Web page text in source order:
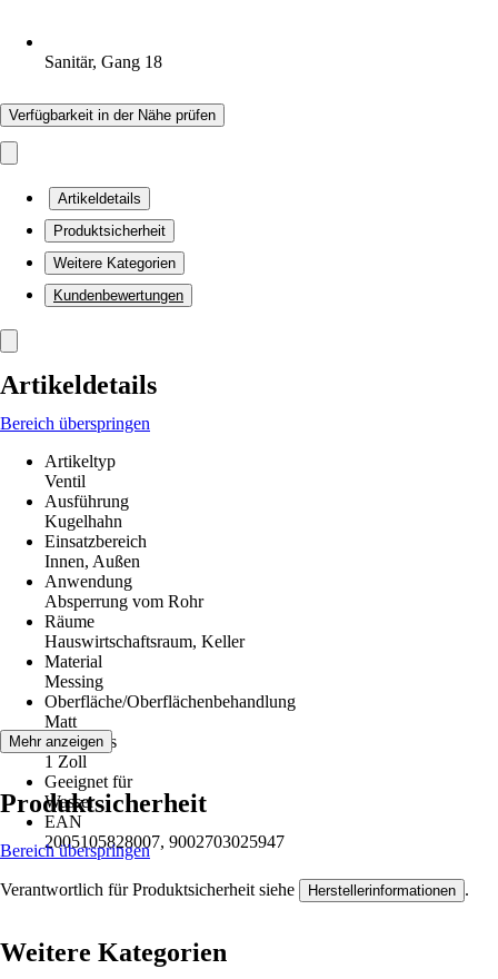
Sanitär, Gang 18
Verfügbarkeit in der Nähe prüfen
Artikeldetails
Produktsicherheit
Weitere Kategorien
Kundenbewertungen
Artikeldetails
Bereich überspringen
Artikeltyp
Ventil
Ausführung
Kugelhahn
Einsatzbereich
Innen, Außen
Anwendung
Absperrung vom Rohr
Räume
Hauswirtschaftsraum, Keller
Material
Messing
Oberfläche/Oberflächenbehandlung
Matt
Anschluss
1 Zoll
Geeignet für
Wasser
EAN
2005105828007, 9002703025947
Mehr anzeigen
Produktsicherheit
Bereich überspringen
Verantwortlich für Produktsicherheit siehe Herstellerinformationen .
Weitere Kategorien